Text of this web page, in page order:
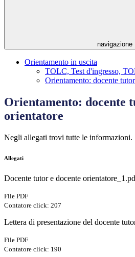
navigazione
Orientamento in uscita
TOLC, Test d'ingresso,
Orientamento: docente
Orientamento: docente
orientatore
Negli allegati trovi tutte le informazioni.
Allegati
Docente tutor e docente
File PDF
Contatore click: 207
Lettera di presentazione del docente
File PDF
Contatore click: 190